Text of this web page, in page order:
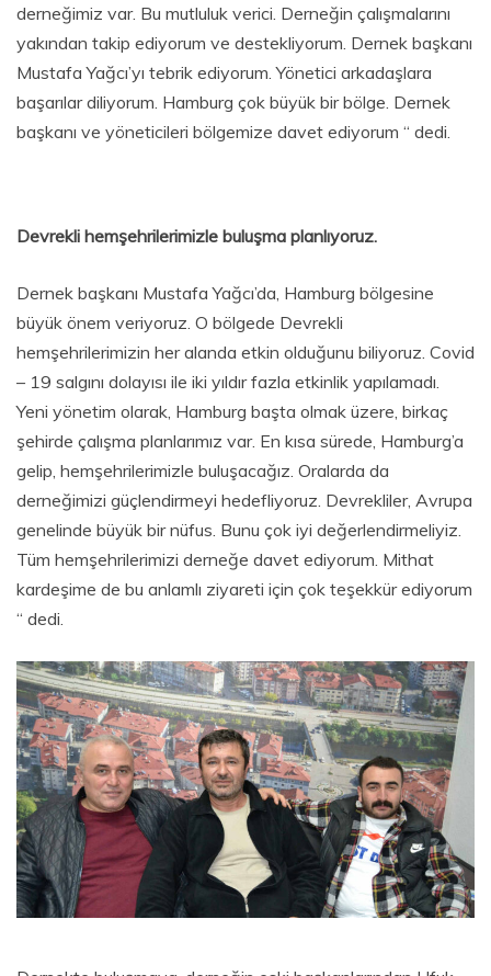
derneğimiz var. Bu mutluluk verici. Derneğin çalışmalarını
yakından takip ediyorum ve destekliyorum. Dernek başkanı
Mustafa Yağcı’yı tebrik ediyorum. Yönetici arkadaşlara
başarılar diliyorum. Hamburg çok büyük bir bölge. Dernek
başkanı ve yöneticileri bölgemize davet ediyorum “ dedi.
Devrekli hemşehrilerimizle buluşma planlıyoruz.
Dernek başkanı Mustafa Yağcı’da, Hamburg bölgesine
büyük önem veriyoruz. O bölgede Devrekli
hemşehrilerimizin her alanda etkin olduğunu biliyoruz. Covid
– 19 salgını dolayısı ile iki yıldır fazla etkinlik yapılamadı.
Yeni yönetim olarak, Hamburg başta olmak üzere, birkaç
şehirde çalışma planlarımız var. En kısa sürede, Hamburg’a
gelip, hemşehrilerimizle buluşacağız. Oralarda da
derneğimizi güçlendirmeyi hedefliyoruz. Devrekliler, Avrupa
genelinde büyük bir nüfus. Bunu çok iyi değerlendirmeliyiz.
Tüm hemşehrilerimizi derneğe davet ediyorum. Mithat
kardeşime de bu anlamlı ziyareti için çok teşekkür ediyorum
“ dedi.